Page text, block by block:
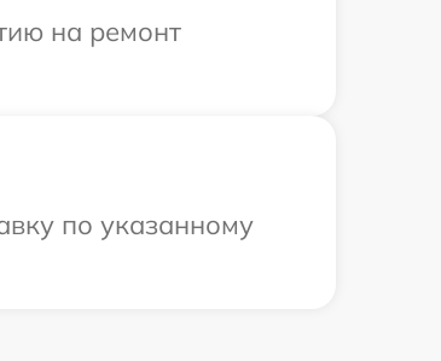
на ремонт
по указанному